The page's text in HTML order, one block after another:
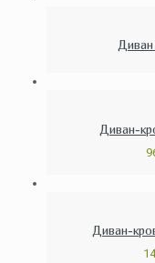
Диван-
Диван-